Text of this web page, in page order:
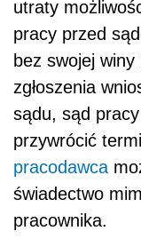
utraty
pracy przed
bez swojej winy
zgłoszenia
sądu, sąd
przywrócić
pracodawca
świadectwo
pracownika.